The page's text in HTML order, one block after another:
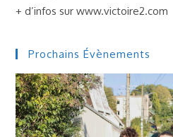
+ d’infos sur www.victoire2.com
Prochains Évènements